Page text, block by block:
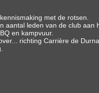
met de rotsen.
leden van de club aan
en kampvuur.
richting Carrière de